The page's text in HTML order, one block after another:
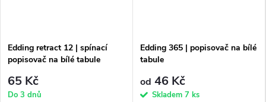
Edding retract 12 | spínací
popisovač na bílé tabule
65 Kč
Do 3 dnů
Edding 365 | popisovač na bílé
tabule
od 46 Kč
Skladem 7 ks